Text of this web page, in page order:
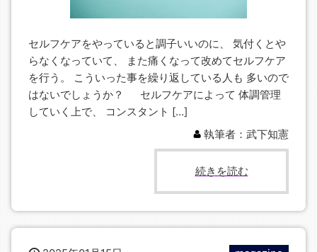
セルフケアをやっていると調子いいのに、 気付くとや
らなくなっていて、 また痛くなって改めてセルフケア
を行う。 こういった事を繰り返している人も 多いので
はないでしょうか？ セルフケアによって 体調管理
していく上で、 コンスタント […]
執筆者：武下知憲
続きを読む